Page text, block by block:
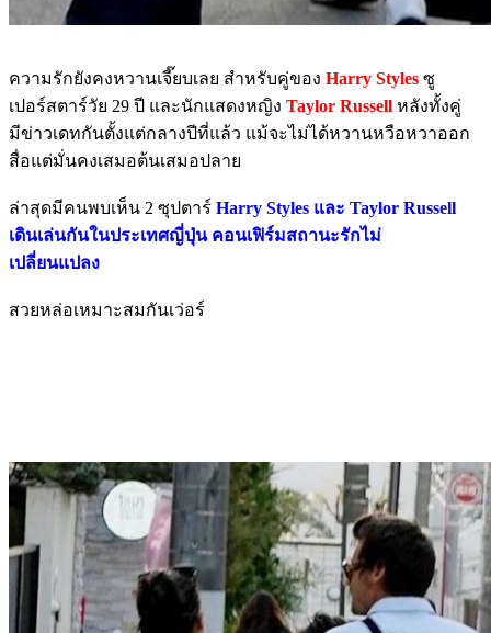
ความรักยังคงหวานเจี๊ยบเลย สำหรับคู่ของ Harry Styles ซู
เปอร์สตาร์วัย 29 ปี และนักแสดงหญิง Taylor Russell หลังทั้งคู่
มีข่าวเดทกันตั้งแต่กลางปีที่แล้ว แม้จะไม่ได้หวานหวือหวาออก
สื่อแต่มั่นคงเสมอต้นเสมอปลาย
ล่าสุดมีคนพบเห็น 2 ซุปตาร์ Harry Styles และ Taylor Russell
เดินเล่นกันในประเทศญี่ปุ่น คอนเฟิร์มสถานะรักไม่
เปลี่ยนแปลง
สวยหล่อเหมาะสมกันเว่อร์